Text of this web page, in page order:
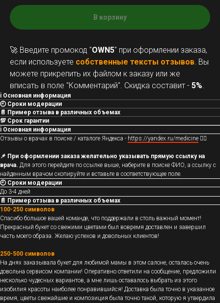
В корзину
🚀 Введите промокод "OWN5" при оформлении заказа,
если используете собственные тексты отзывов. Вы
можете прикрепить их файлом к заказу или же
вписать в поле "Комментарий". Скидка составит - 5%.
ℹ️ Основная информация
🕘 Сроки модерации
📄 Пример отзыва в различных объемах
💯 Срок гарантии
ℹ️ Основная информация
Отзывы о врачах в поиске / каталоге Яндекса - https://yandex.ru/medicine 👩‍⚕️
📌 При оформлении заказа желательно указывать прямую ссылку на
врача. Для этого перейдите по ссылке выше, наберите в поиске ФИО, а ссылку с
найденным врачом скопируйте и вставьте в соответствующее поле.
🕘 Сроки модерации
До 3-4 дней
📄 Пример отзыва в различных объемах
100-250 символов
Спасибо большое вашей команде, что поддержали в столь важный момент!
Прекрасный букет со свежими цветами был вовремя доставлен и завершил
часть моего образа. Желаю успехов и довольных клиентов!
250-500 символов
На днях заказывала букет для любимой мамы в этом салоне, осталась очень
довольна сервисом компании! Оперативно ответили на сообщение, предложили
несколько чудесных вариантов, а мне лишь оставалось выбрать из этого
изобилия красоты наиболее понравившийся! Доставка была точно в указанное
время, цветы свежайшие и композиция была точно такой, которую я утвердила